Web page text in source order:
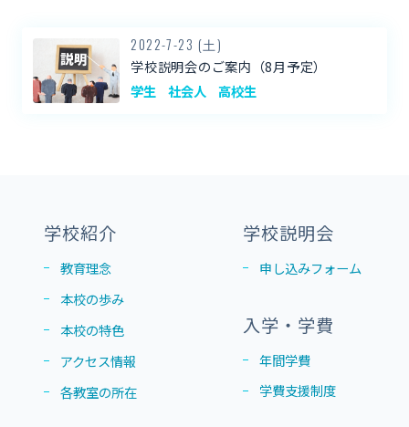
2022-7-23 (土)
学校説明会のご案内（8月予定）
学生
社会人 高校生
学校紹介
教育理念
本校の歩み
本校の特色
アクセス情報
各教室の所在
学校説明会
申し込みフォーム
入学・学費
年間学費
学費支援制度